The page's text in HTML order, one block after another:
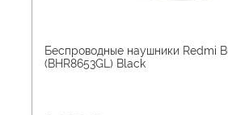
Беспроводные наушники Redmi
(BHR8653GL) Black